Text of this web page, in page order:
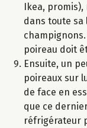
Ikea,
dans toute sa
poireau doit
Ensuite, un
poireaux sur
de face en
que ce
réfrigérateur